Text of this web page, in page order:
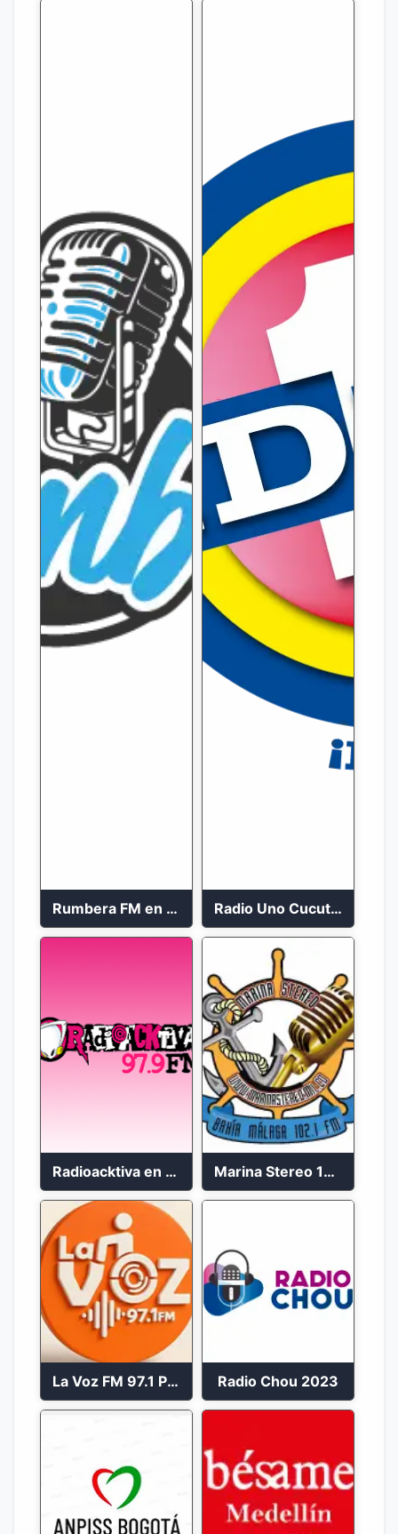
Rumbera FM en vivo 24/7 Radio Uno Cucuta 91.7 FM
Radioacktiva en vivo 97.9 FM Marina Stereo 102.1 FM
La Voz FM 97.1 Popayán en Vivo Radio Chou 2023